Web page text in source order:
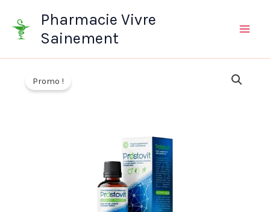
contenu
Pharmacie Vivre
Sainement
Promo !